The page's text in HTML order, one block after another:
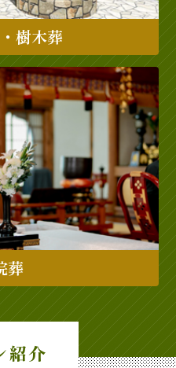
樹木葬
葬
紹介